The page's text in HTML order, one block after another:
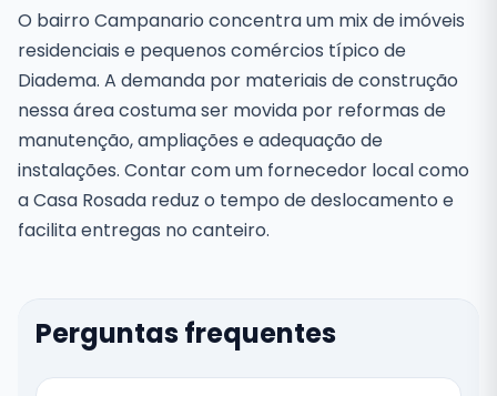
O bairro Campanario concentra um mix de imóveis
residenciais e pequenos comércios típico de
Diadema. A demanda por materiais de construção
nessa área costuma ser movida por reformas de
manutenção, ampliações e adequação de
instalações. Contar com um fornecedor local como
a Casa Rosada reduz o tempo de deslocamento e
facilita entregas no canteiro.
Perguntas frequentes